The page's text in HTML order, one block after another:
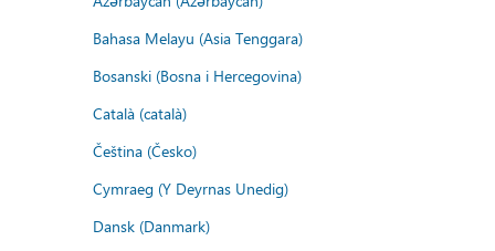
Bahasa Melayu (Asia Tenggara)
Bosanski (Bosna i Hercegovina)
Català (català)
Čeština (Česko)
Cymraeg (Y Deyrnas Unedig)
Dansk (Danmark)